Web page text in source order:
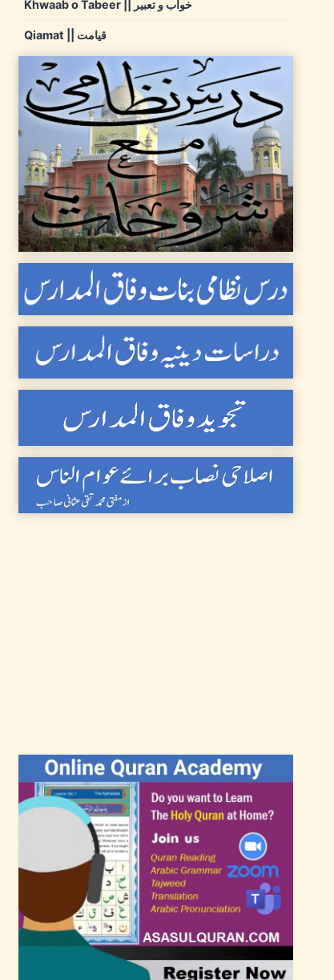
Khwaab o Tabeer || خواب و تعبیر
Qiamat || قیامت